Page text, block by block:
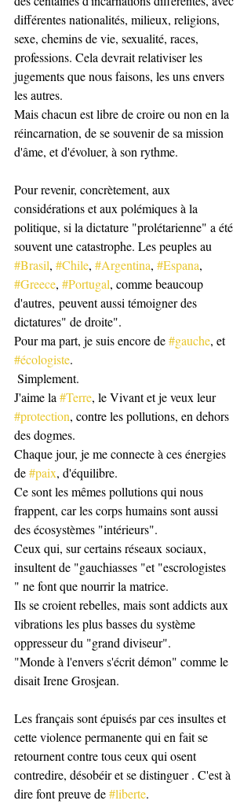
différentes nationalités, milieux, religions,
sexe, chemins de vie, sexualité, races,
professions. Cela devrait relativiser les
jugements que nous faisons, les uns envers
les autres.
Mais chacun est libre de croire ou non en la
réincarnation, de se souvenir de sa mission
d'âme, et d'évoluer, à son rythme.
Pour revenir, concrètement, aux
considérations et aux polémiques à la
politique, si la dictature "prolétarienne" a été
souvent une catastrophe. Les peuples au
#Brasil, #Chile, #Argentina, #Espana,
#Greece, #Portugal, comme beaucoup
d'autres, peuvent aussi témoigner des
dictatures" de droite".
Pour ma part, je suis encore de #gauche, et
#écologiste.
Simplement.
J'aime la #Terre, le Vivant et je veux leur
#protection, contre les pollutions, en dehors
des dogmes.
Chaque jour, je me connecte à ces énergies
de #paix, d'équilibre.
Ce sont les mêmes pollutions qui nous
frappent, car les corps humains sont aussi
des écosystèmes "intérieurs".
Ceux qui, sur certains réseaux sociaux,
insultent de "gauchiasses "et "escrologistes
" ne font que nourrir la matrice.
Ils se croient rebelles, mais sont addicts aux
vibrations les plus basses du système
oppresseur du "grand diviseur".
"Monde à l'envers s'écrit démon" comme le
disait Irene Grosjean.
Les français sont épuisés par ces insultes et
cette violence permanente qui en fait se
retournent contre tous ceux qui osent
contredire, désobéir et se distinguer . C'est à
dire font preuve de #liberte.